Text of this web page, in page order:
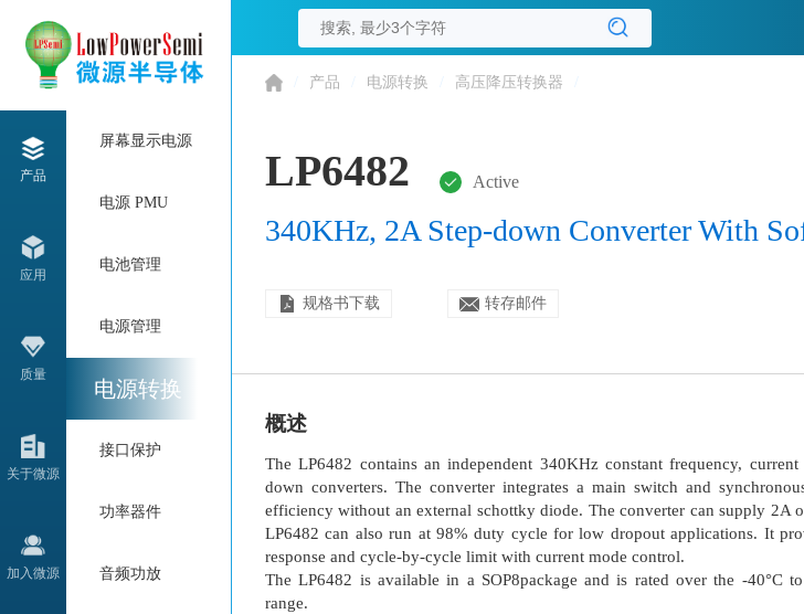
产品
应用
质量
关于微源
加入微源
屏幕显示电源
电源 PMU
电池管理
电源管理
电源转换
接口保护
功率器件
音频功放
产品 电源转换 高压降压转换器
LP6482 Active
340KHz, 2A Step-down Converter With
规格书下载 转存邮件
概述
The LP6482 contains an independent 340KHz constant frequency,
down converters. The converter integrates a main switch and
efficiency without an external schottky diode. The converter can supply 2A
LP6482 can also run at 98% duty cycle for low dropout applications. It
response and cycle-by-cycle limit with current mode control.
The LP6482 is available in a SOP8package and is rated over the -40°C to
range.